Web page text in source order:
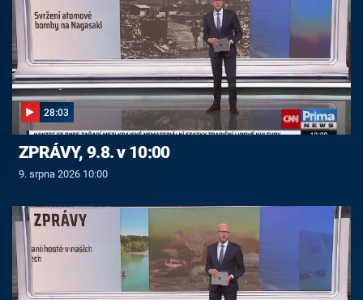
28:03
ZPRÁVY, 9.8. v 10:00
9. srpna 2026 10:00